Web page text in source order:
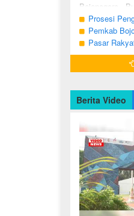
Bojonegoro -
Wahono,
Azizah dan
Umar, bersama
Bojonegoro ...
Prosesi
Peringatan
348
Pemkab
Champ dan
Reog dan
Pasar
Jawa Timur
Berita Video